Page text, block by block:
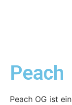
Peach
Peach OG ist